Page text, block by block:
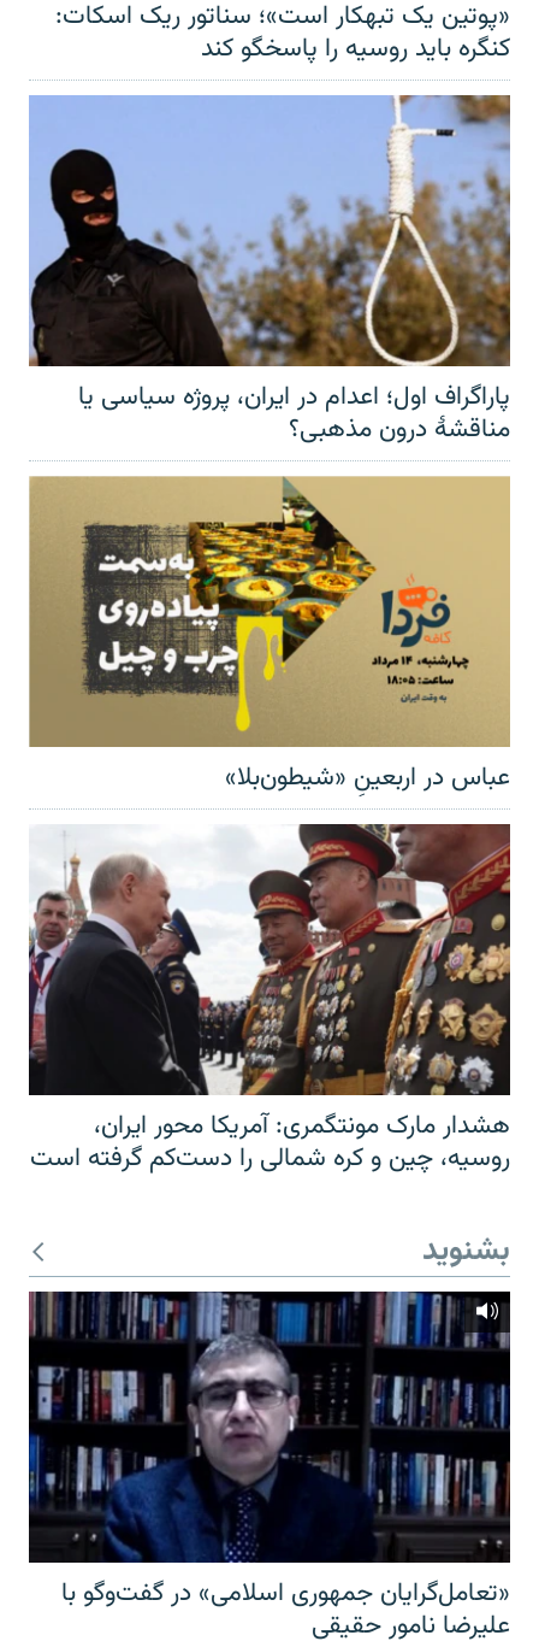
«پوتین یک تبهکار است»؛ سناتور ریک اسکات:
کنگره باید روسیه را پاسخگو کند
پاراگراف اول؛ اعدام در ایران، پروژه سیاسی یا
مناقشهٔ درون مذهبی؟
عباس در اربعینِ «شیطون‌بلا»
هشدار مارک مونتگمری: آمریکا محور ایران،
روسیه، چین و کره شمالی را دست‌کم گرفته است
بشنوید
«تعامل‌گرایان جمهوری اسلامی» در گفت‌وگو با
علیرضا نامور حقیقی